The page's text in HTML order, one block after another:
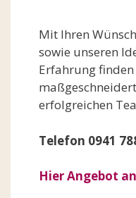
Mit Ihren
sowie unseren
Erfahrung
erfolgreichen
Telefon 0941
Hier Angebot